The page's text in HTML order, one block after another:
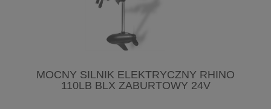
MOCNY SILNIK ELEKTRYCZNY RHINO
110LB BLX ZABURTOWY 24V